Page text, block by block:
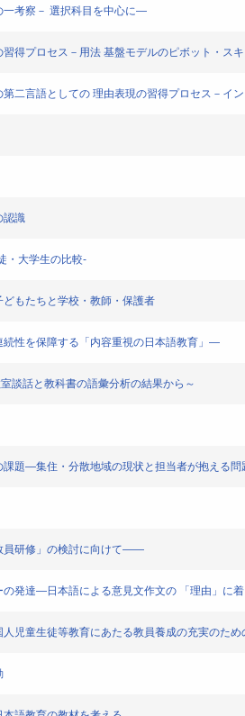
一考察－ 選択科目を中心に―
得プロセス－用法 基盤モデルのピボット・スキ
二言語としての 理由表現の習得プロセス－イ
認識
・大学生の比較-
もたちと学校・教師・保護者
性を保障する「内容重視の日本語教育」―
談話と教科書の語彙分析の結果から～
課題―集住・分散地域の現状と担当者が抱える
員研修」の検討に向けて――
の発達―日本語による意見文作文の 「理由」に
児童生徒等教育にあたる教員養成の充実のた